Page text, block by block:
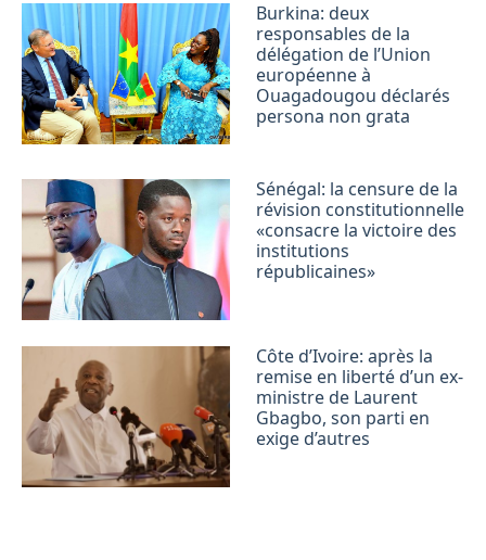
Burkina: deux
responsables de la
délégation de l’Union
européenne à
Ouagadougou déclarés
persona non grata
Sénégal: la censure de la
révision constitutionnelle
«consacre la victoire des
institutions
républicaines»
Côte d’Ivoire: après la
remise en liberté d’un ex-
ministre de Laurent
Gbagbo, son parti en
exige d’autres